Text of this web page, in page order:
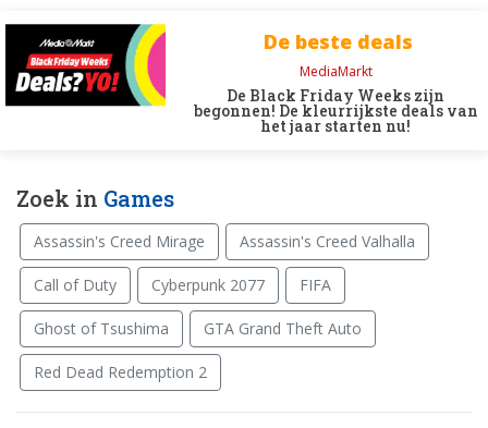
De beste deals
MediaMarkt
De Black Friday Weeks zijn
begonnen! De kleurrijkste deals van
het jaar starten nu!
Zoek in Games
Assassin's Creed Mirage Assassin's Creed Valhalla
Call of Duty Cyberpunk 2077 FIFA
Ghost of Tsushima GTA Grand Theft Auto
Red Dead Redemption 2